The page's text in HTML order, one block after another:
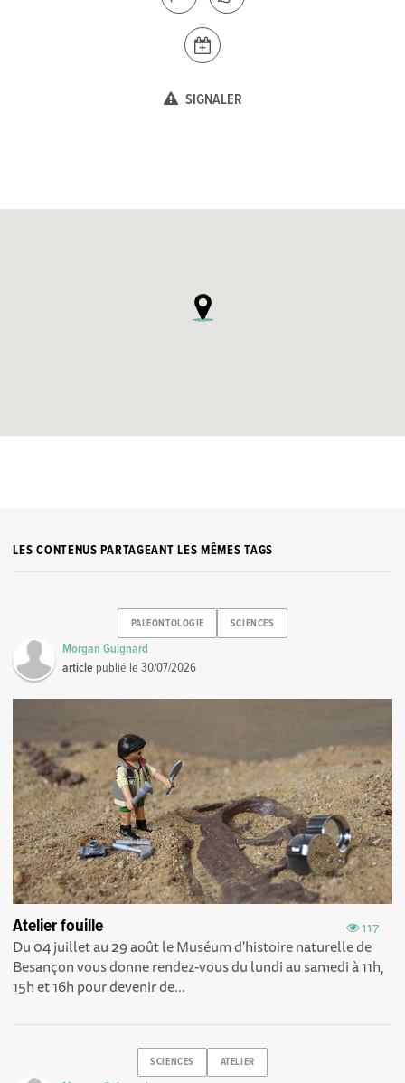
SIGNALER
LES CONTENUS PARTAGEANT LES MÊMES TAGS
PALEONTOLOGIE SCIENCES
Morgan Guignard
article publié le30/07/2026
117
Atelier fouille
Du 04 juillet au 29 août le Muséum d'histoire naturelle de
Besançon vous donne rendez-vous du lundi au samedi à 11h,
15h et 16h pour devenir de...
SCIENCES ATELIER